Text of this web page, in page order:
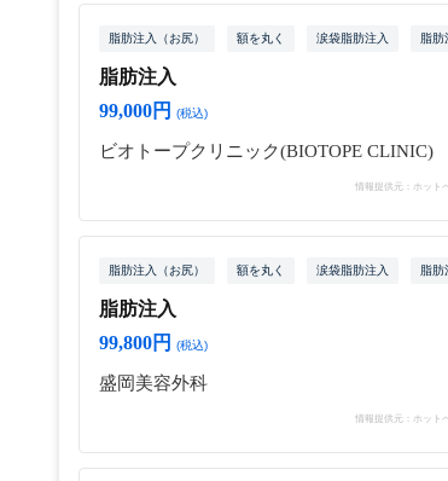
脂肪注入（お尻） 額を丸く 涙袋脂肪注入 脂肪
脂肪注入
99,000円
(税込)
ビオトープクリニック(BIOTOPE CLINIC)
情報提供元：ホット
脂肪注入（お尻） 額を丸く 涙袋脂肪注入 脂肪
脂肪注入
99,800円
(税込)
盛岡美容外科
情報提供元：ホット